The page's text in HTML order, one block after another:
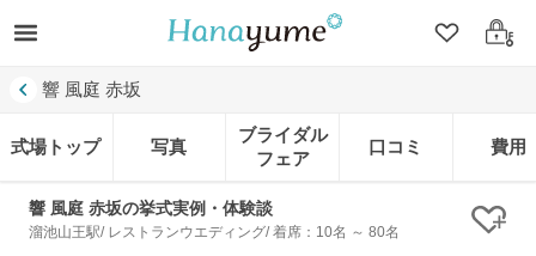
クリップ
ログ
響 風庭 赤坂
式場トップ 写真
ブライダル
フェア
口コミ 費用
響 風庭 赤坂の挙式実例・体験談
溜池山王駅/ レストランウエディング/ 着席：10名 ～ 80名 ク